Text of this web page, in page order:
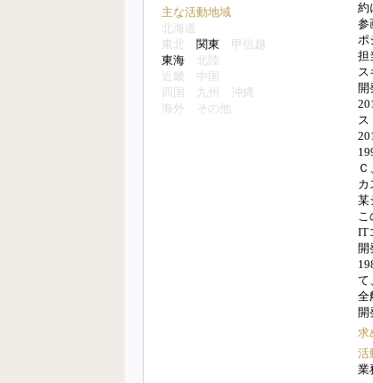
主な活動地域
北海道
東北 関東 甲信越
東海 北陸
近畿
中国
四国
九州
沖縄
海外
その他
約
参
ポ
担
ス
開
ス
カ
某
こ
IT
開
て
全
開
求
活
業